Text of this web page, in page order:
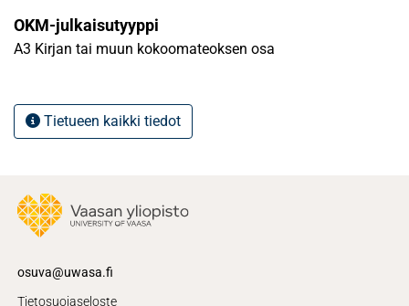
OKM-julkaisutyyppi
A3 Kirjan tai muun kokoomateoksen osa
Tietueen kaikki tiedot
osuva@uwasa.fi
Tietosuojaseloste